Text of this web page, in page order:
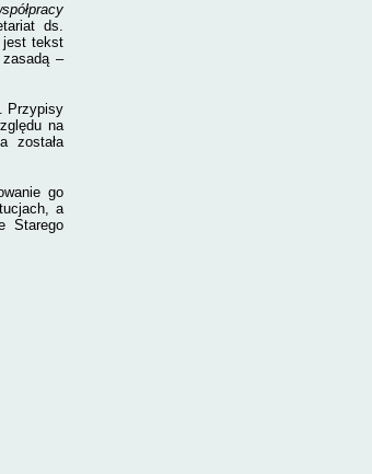
ds.
jest tekst
–
Przypisy
na
została
go
a
Starego